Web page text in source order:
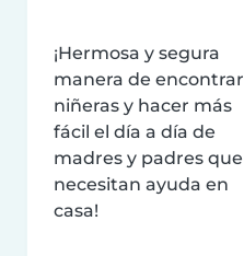
¡Hermosa y segura
manera de encontrar
niñeras y hacer más
fácil el día a día de
madres y padres que
necesitan ayuda en
casa!